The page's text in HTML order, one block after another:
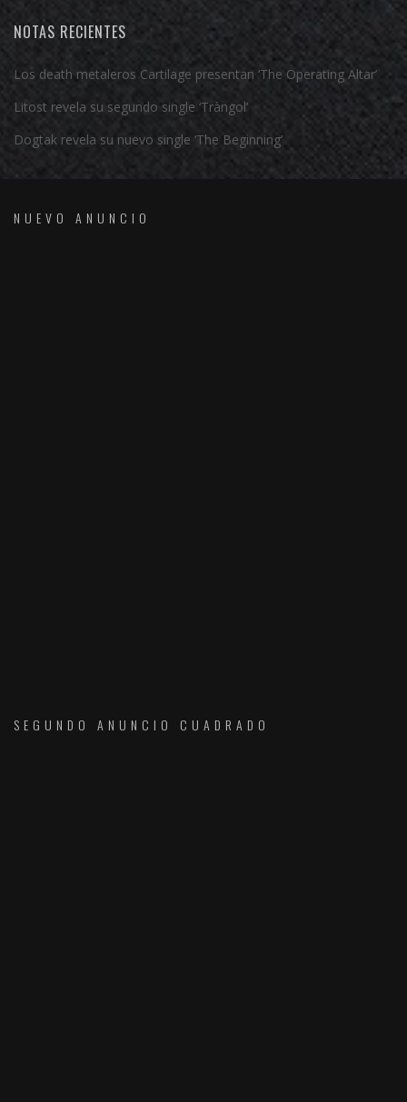
NOTAS RECIENTES
Los death metaleros Cartilage presentan ‘The Operating Altar’
Litost revela su segundo single ‘Tràngol’
Dogtak revela su nuevo single ‘The Beginning’
NUEVO ANUNCIO
SEGUNDO ANUNCIO CUADRADO